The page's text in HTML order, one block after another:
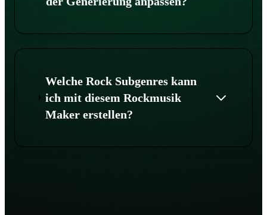
Welche Rock Subgenres kann
ich mit diesem Rockmusik
Maker erstellen?